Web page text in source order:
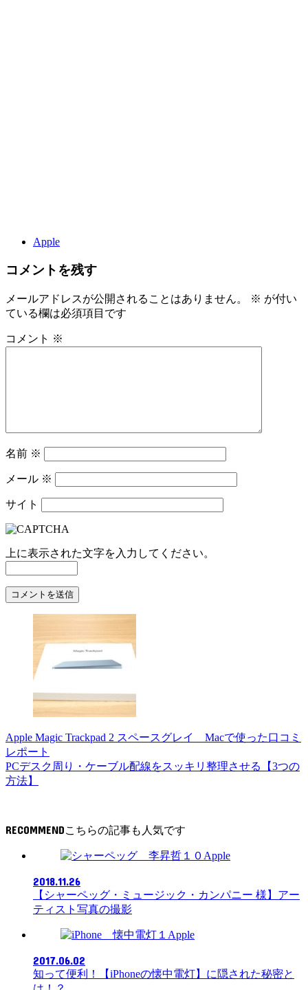
Apple
コメントを残す
メールアドレスが公開されることはありません。 ※ が付い
ている欄は必須項目です
コメント ※
名前 ※
メール ※
サイト
上に表示された文字を入力してください。
Apple Magic Trackpad 2 スペースグレイ Macで使った口コミ
レポート
PCデスク周り・ケーブル配線をスッキリ整理させる【3つの
方法】
RECOMMEND
Apple
2018.11.26
【シャーペッグ・ミュージック・カンパニー 様】アー
ティスト写真の撮影
Apple
2017.06.02
知って便利！【iPhoneの懐中電灯】に隠された秘密と